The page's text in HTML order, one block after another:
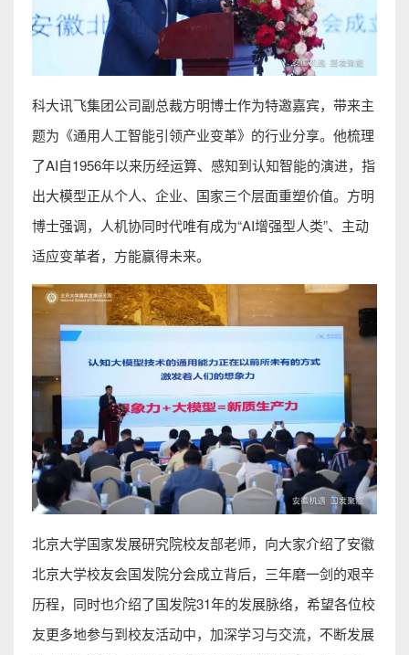
科大讯飞集团公司副总裁方明博士作为特邀嘉宾，带来主
题为《通用人工智能引领产业变革》的行业分享。他梳理
了AI自1956年以来历经运算、感知到认知智能的演进，指
出大模型正从个人、企业、国家三个层面重塑价值。方明
博士强调，人机协同时代唯有成为“AI增强型人类”、主动
适应变革者，方能赢得未来。
北京大学国家发展研究院校友部老师，向大家介绍了安徽
北京大学校友会国发院分会成立背后，三年磨一剑的艰辛
历程，同时也介绍了国发院31年的发展脉络，希望各位校
友更多地参与到校友活动中，加深学习与交流，不断发展